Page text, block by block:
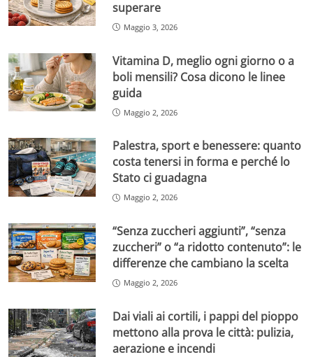
superare
Maggio 3, 2026
Vitamina D, meglio ogni giorno o a
boli mensili? Cosa dicono le linee
guida
Maggio 2, 2026
Palestra, sport e benessere: quanto
costa tenersi in forma e perché lo
Stato ci guadagna
Maggio 2, 2026
“Senza zuccheri aggiunti”, “senza
zuccheri” o “a ridotto contenuto”: le
differenze che cambiano la scelta
Maggio 2, 2026
Dai viali ai cortili, i pappi del pioppo
mettono alla prova le città: pulizia,
aerazione e incendi